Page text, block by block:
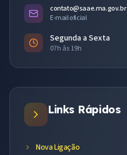
contato@saae.ma.gov.br
E-mail oficial
Segunda a Sexta
07h às 19h
Links Rápidos
Nova Ligação